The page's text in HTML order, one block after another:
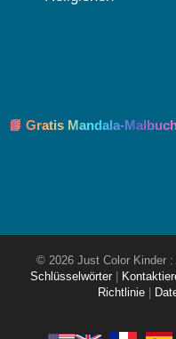
📘 Gratis Mandala-
© 2026 Just Color Kinder
Schlüsselwörter
Richtlinie